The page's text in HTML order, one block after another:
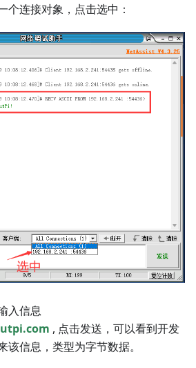
个连接对象，点击选中：
入信息
, 点击发送，可以看到开发
信息，类型为字节数据。